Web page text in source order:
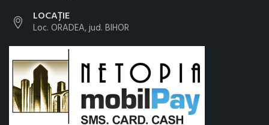
LOCAȚIE
Loc. ORADEA, jud. BIHOR